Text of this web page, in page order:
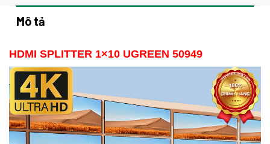
Mô tả
HDMI SPLITTER 1×10 UGREEN 50949